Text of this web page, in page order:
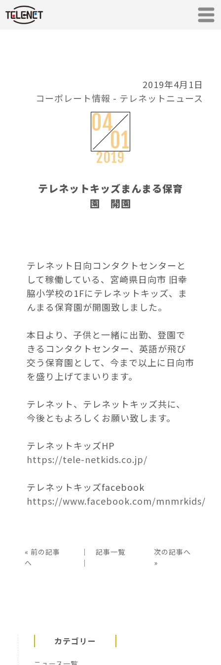
2019年4月1日
コーポレート情報 - テレネットニュース
04
01
2019
テレネットキッズまんまる保育
園 開園
テレネット日向コンタクトセンターと
して稼働している、宮崎県日向市 旧幸
脇小学校の1Fにテレネットキッズ、ま
んまる保育園が開園致しました。
本日より、子供と一緒に出勤、登園で
きるコンタクトセンター、英語が飛び
交う保育園として、今まで以上に日向市
を盛り上げてまいります。
テレネット、テレネットキッズ共に、
今後ともよろしくお願い致します。
テレネットキッズHP
https://tele-netkids.co.jp/
テレネットキッズfacebook
https://www.facebook.com/mnmrkids/
« 前の記事
へ
│記事一覧
│
次の記事へ
»
カテゴリー